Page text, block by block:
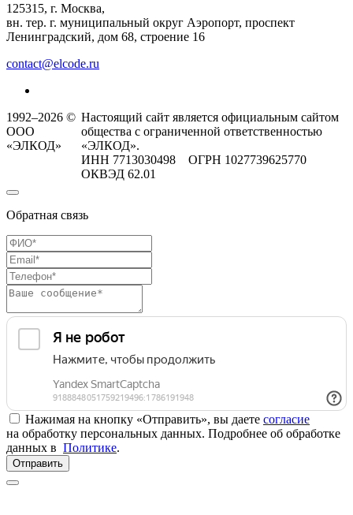
125315, г. Москва,
вн. тер. г. муниципальный округ Аэропорт, проспект
Ленинградский, дом 68, строение 16
contact@elcode.ru
1992–2026 ©
ООО
«ЭЛКОД»
Настоящий сайт является официальным сайтом
общества с ограниченной ответственностью
«ЭЛКОД».
ИНН 7713030498 ОГРН 1027739625770
ОКВЭД 62.01
Обратная связь
Нажимая на кнопку «Отправить», вы даете согласие
на обработку персональных данных. Подробнее об обработке
данных в Политике.
Отправить